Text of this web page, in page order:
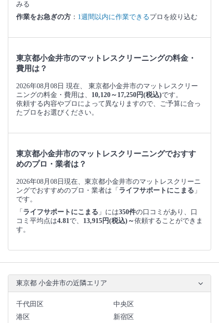
みる
作業をお急ぎの方 ： 1週間以内に作業できるプロを絞り込む
東京都小金井市のマットレスクリーニングの料金・
費用は？
2026年08月08日 現在、 東京都小金井市のマットレスクリー
ニングの料金・費用は、 10,120～17,250円(税込)です。
依頼する内容やプロによって異なりますので、ご予算に合っ
たプロをお選びください。
東京都小金井市のマットレスクリーニングでおすす
めのプロ・業者は？
2026年08月08日現在、東京都小金井市のマットレスクリーニ
ングでおすすめのプロ・業者は「 ライフサポートにこまる 」
です。
「 ライフサポートにこまる 」には350件の口コミがあり、口
コミ平均点は4.81で、 13,915円(税込)～依頼することができま
す。
東京都 小金井市の近隣エリア
千代田区
中央区
港区
新宿区